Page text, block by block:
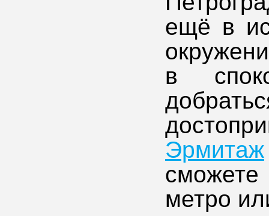
ещё в
в
Эрмитаж
метро